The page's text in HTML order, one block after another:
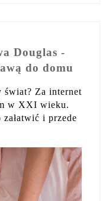
Douglas -
do domu
świat? Za internet
w XXI wieku.
i przede